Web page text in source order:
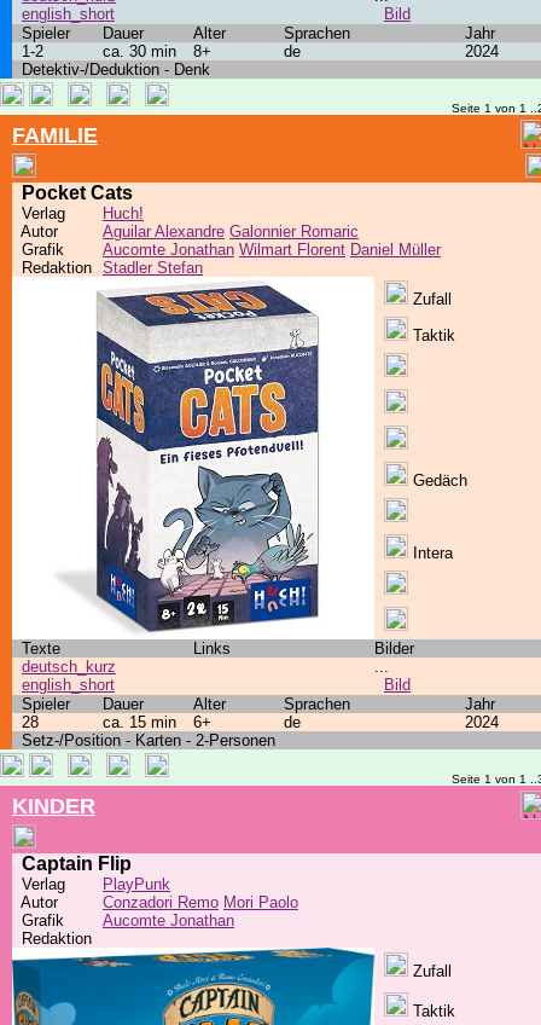
english_short
Bild
Spieler
Dauer Alter Sprachen
Jahr
1-2
ca. 30 min 8+ de
2024
Detektiv-/Deduktion - Denk
Seite 1 von 1
FAMILIE
Pocket Cats
Verlag
Huch!
Autor
Aguilar Alexandre Galonnier Romaric
Grafik
Aucomte Jonathan Wilmart Florent Daniel Müller
Redaktion Stadler Stefan
Zufall
Taktik
Gedäch
Intera
Texte Links
Bilder
deutsch_kurz
english_short
...
Bild
Spieler
Dauer Alter Sprachen
Jahr
28
ca. 15 min 6+ de
2024
Setz-/Position - Karten - 2-Personen
Seite 1 von 1
KINDER
Captain Flip
Verlag
PlayPunk
Autor
Conzadori Remo Mori Paolo
Grafik
Aucomte Jonathan
Redaktion
Zufall
Taktik